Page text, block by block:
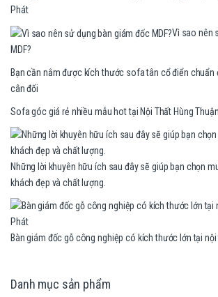
Phát
Vì sao nên
MDF?
Bạn cần nắm được kích thước sofa tân cổ điển
cân đối
Sofa góc giá rẻ nhiều mẫu hot tại Nội Thất Hùng
Những lời khuyên hữu ích sau đây sẽ giúp bạn chọn
khách đẹp và chất lượng.
Bàn giám đốc gỗ công nghiệp có kích thước lớn tại
Danh mục sản phẩm